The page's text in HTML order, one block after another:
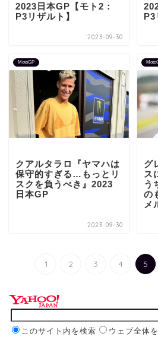
2023日本GP【モト2：
P3リザルト】
2023-09-30
P3
MotoGP
クアルタラロ『ヤマハは
保守的すぎる…もっとリ
スクを負うべき』2023
日本GP
2023-09-30
グ
ス
う
の
メ
1 2 3 4 5
このサイト内を検索 ウェブ全体